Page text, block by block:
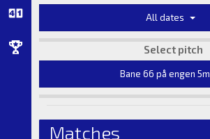
All dates
Select pitch
Bane 66 på engen 5m
Matches